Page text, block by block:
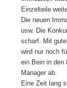
Einzelteile
Die neuen
usw. Die
scharf. Mit
wird nur noch
ein Bein in den
Manager ab.
Eine Zeit lang